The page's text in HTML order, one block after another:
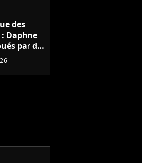
des
Daphne
par de
et